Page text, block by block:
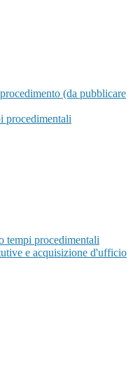
(da pubblicare
procedimentali
tempi procedimentali
e acquisizione d'ufficio